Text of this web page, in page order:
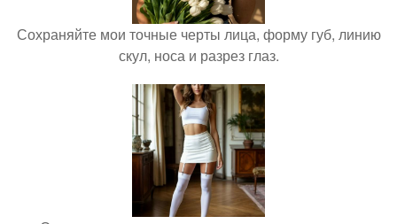
Сохраняйте мои точные черты лица, форму губ, линию
скул, носа и разрез глаз.